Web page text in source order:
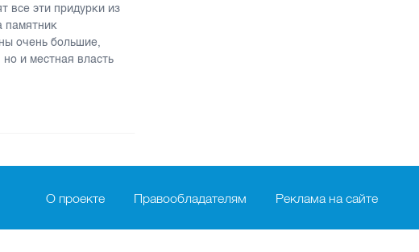
все эти придурки из
памятник
очень большие,
и местная власть
О проекте Правообладателям Реклама на сайте